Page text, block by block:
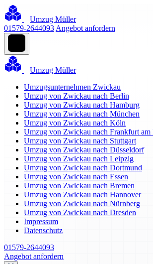
Umzug Müller
01579-2644093 Angebot anfordern
Umzug Müller
Umzugsunternehmen Zwickau
Umzug von Zwickau nach Berlin
Umzug von Zwickau nach Hamburg
Umzug von Zwickau nach München
Umzug von Zwickau nach Köln
Umzug von Zwickau nach Frankfurt am
Umzug von Zwickau nach Stuttgart
Umzug von Zwickau nach Düsseldorf
Umzug von Zwickau nach Leipzig
Umzug von Zwickau nach Dortmund
Umzug von Zwickau nach Essen
Umzug von Zwickau nach Bremen
Umzug von Zwickau nach Hannover
Umzug von Zwickau nach Nürnberg
Umzug von Zwickau nach Dresden
Impressum
Datenschutz
01579-2644093
Angebot anfordern